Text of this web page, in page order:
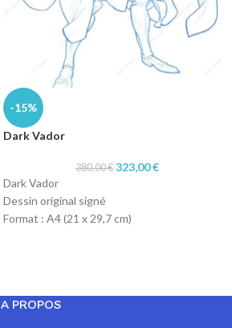
-15%
Dark Vador
380,00€ 323,00€
Dark Vador
Dessin original signé
Format : A4 (21 x 29,7 cm)
A PROPOS